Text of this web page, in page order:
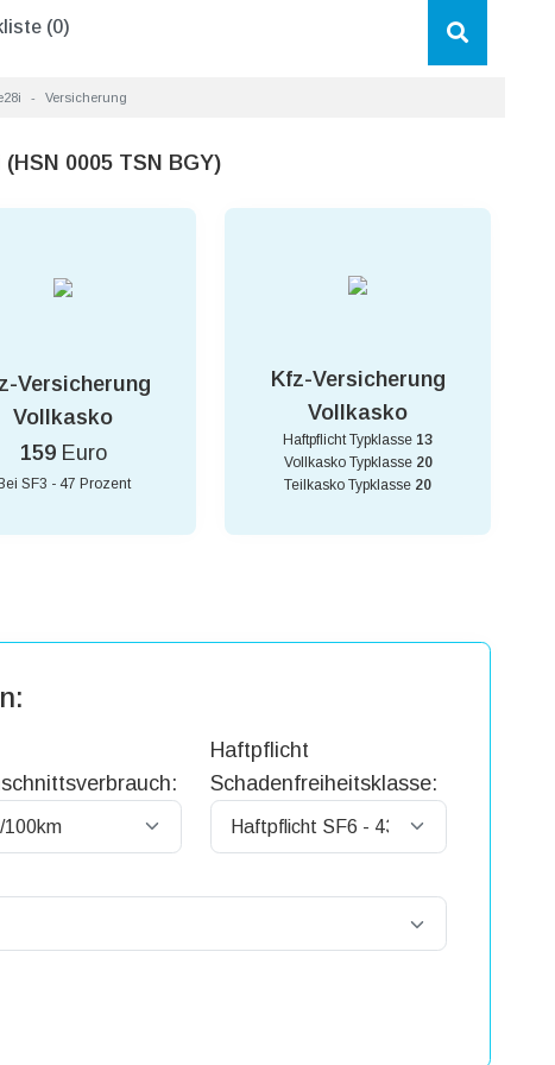
(0)
Versicherung
0005 TSN BGY)
Versicherung
Vollkasko
159Euro
SF3 - 47 Prozent
Kfz-Versicherung
Vollkasko
Haftpflicht Typklasse 13
Vollkasko Typklasse 20
Teilkasko Typklasse 20
Haftpflicht
Schadenfreiheitsklasse: